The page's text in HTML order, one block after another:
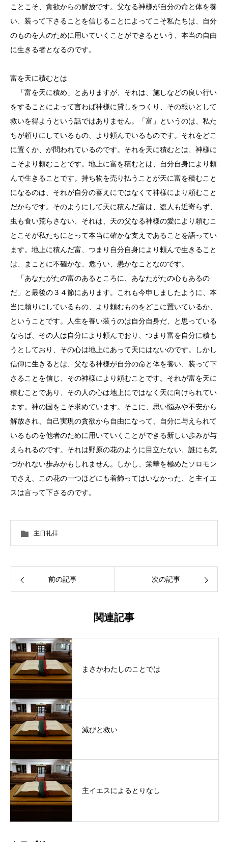
ことこそ、貪欲からの解放です。父なる神様が自分の命と体を養
い、装って下さることを信じることによってこそ私たちは、自分
のものを人のために用いていくことができるという、本当の自由
に生きる者となるのです。
富を天に積むとは
「富を天に積め」とありますが、それは、施しなどの良い行い
をすることによって言わば神様に貸しをつくり、その報いとして
救いを得ようという話ではありません。「富」というのは、私た
ちが頼りにしているもの、より頼んでいるものです。それをどこ
に置くか、が問われているのです。それを天に積むとは、神様に
こそより頼むことです。地上に富を積むとは、自分自身により頼
んで生きることです。持ち物を売り払うことが天に富を積むこと
になるのは、それが自分の蓄えにではなくて神様により頼むこと
だからです。そのようにして天に積んだ富は、盗人も近寄らず、
虫も食い荒らさない、それは、天の父なる神様の愛により頼むこ
とこそが私たちにとって本当に確かな支えであることを語ってい
ます。地上に積んだ富、つまり自分自身により頼んで生きること
は、まことに不確かな、危うい、愚かなことなのです。
「あなたがたの富のあるところに、あなたがたの心もあるの
だ」と最後の３４節にあります。これも今申しましたように、本
当に頼りにしているもの、より頼むものをどこに置いているか、
ということです。人生を養い装うのは自分自身だ、と思っている
ならば、その人は自分により頼んでおり、つまり富を自分に積も
うとしており、その心は地上にあって天にはないのです。しかし
信仰に生きるとは、父なる神様が自分の命と体を養い、装って下
さることを信じ、その神様により頼むことです。それが富を天に
積むことであり、その人の心は地上にではなく天に向けられてい
ます。神の国をこそ求めています。そこに、思い悩みや不安から
解放され、自己実現の貪欲から自由になって、自分に与えられて
いるものを他者のために用いていくことができる新しい歩みが与
えられるのです。それは野原の花のように目立たない、誰にも気
づかれない歩みかもしれません。しかし、栄華を極めたソロモン
でさえ、この花の一つほどにも着飾ってはいなかった、と主イエ
スは言って下さるのです。
主日礼拝
前の記事 次の記事
関連記事
まさかわたしのことでは
滅びと救い
主イエスによるとりなし